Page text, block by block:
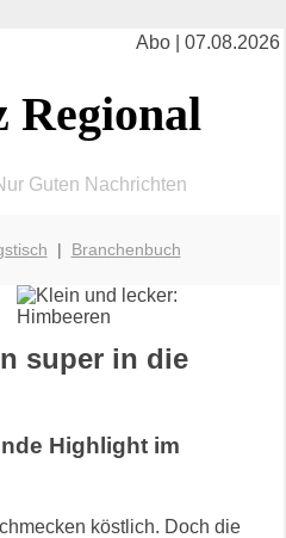
Abo | 07.08.2026
Regional
Guten Nachrichten
| Branchenbuch
super in die
Highlight im
köstlich. Doch die